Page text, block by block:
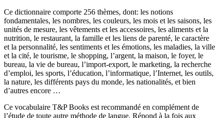
Ce dictionnaire comporte 256 thèmes, dont: les notions
fondamentales, les nombres, les couleurs, les mois et les saisons, les
unités de mesure, les vêtements et les accessoires, les aliments et la
nutrition, le restaurant, la famille et les liens de parenté, le caractère
et la personnalité, les sentiments et les émotions, les maladies, la ville
et la cité, le tourisme, le shopping, l’argent, la maison, le foyer, le
bureau, la vie de bureau, l’import-export, le marketing, la recherche
d’emploi, les sports, l’éducation, l’informatique, l’Internet, les outils,
la nature, les différents pays du monde, les nationalités, et bien
d’autres encore …
Ce vocabulaire T&P Books est recommandé en complément de
l’étude de toute autre méthode de langue. Répond à la fois aux